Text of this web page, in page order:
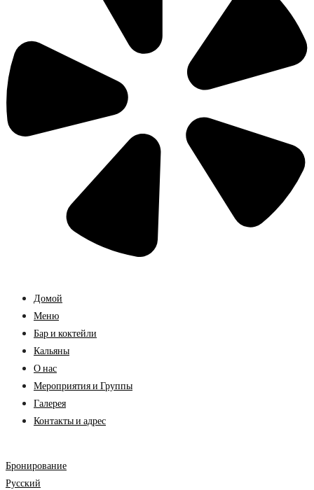
Домой
Меню
Бар и коктейли
Кальяны
О нас
Мероприятия и Группы
Галерея
Контакты и адрес
Бронирование
Русский